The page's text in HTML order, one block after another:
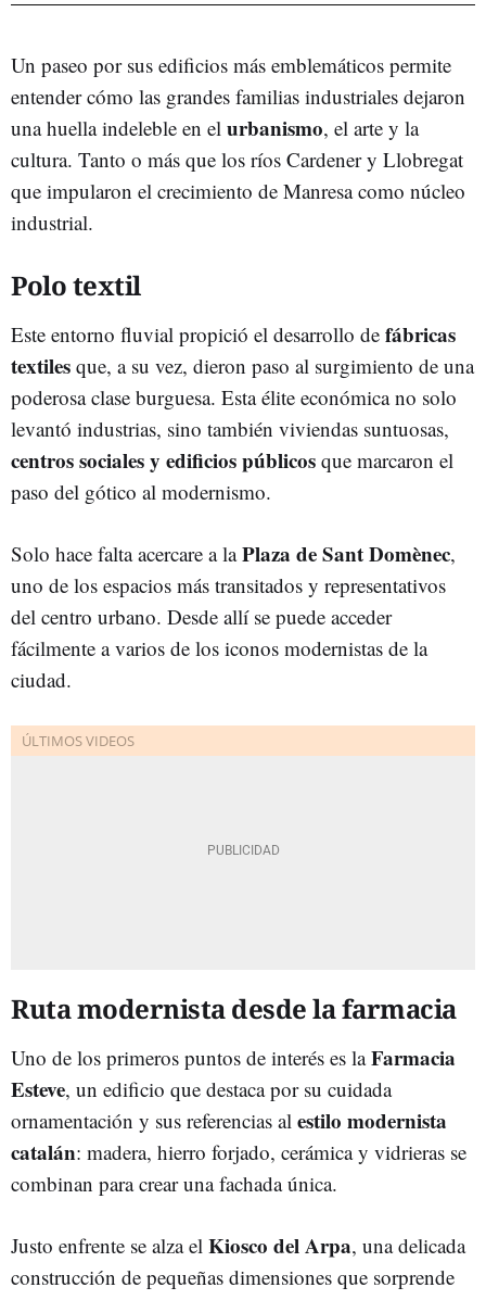
Un paseo por sus edificios más emblemáticos permite
entender cómo las grandes familias industriales dejaron
una huella indeleble en el urbanismo, el arte y la
cultura. Tanto o más que los ríos Cardener y Llobregat
que impularon el crecimiento de Manresa como núcleo
industrial.
Polo textil
Este entorno fluvial propició el desarrollo de fábricas
textiles que, a su vez, dieron paso al surgimiento de una
poderosa clase burguesa. Esta élite económica no solo
levantó industrias, sino también viviendas suntuosas,
centros sociales y edificios públicos que marcaron el
paso del gótico al modernismo.
Solo hace falta acercare a laPlaza de Sant Domènec,
uno de los espacios más transitados y representativos
del centro urbano. Desde allí se puede acceder
fácilmente a varios de los iconos modernistas de la
ciudad.
Ruta modernista desde la farmacia
Uno de los primeros puntos de interés es laFarmacia
Esteve, un edificio que destaca por su cuidada
ornamentación y sus referencias al estilo modernista
catalán: madera, hierro forjado, cerámica y vidrieras se
combinan para crear una fachada única.
Justo enfrente se alza el Kiosco del Arpa, una delicada
construcción de pequeñas dimensiones que sorprende